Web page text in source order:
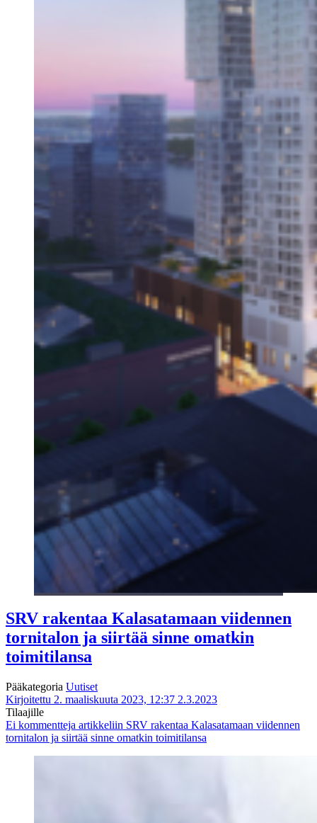
SRV rakentaa Kalasatamaan viidennen
tornitalon ja siirtää sinne omatkin
toimitilansa
Pääkategoria Uutiset
Kirjoitettu 2. maaliskuuta 2023, 12:37 2.3.2023
Tilaajille
Ei kommentteja artikkeliin SRV rakentaa Kalasatamaan viidennen
tornitalon ja siirtää sinne omatkin toimitilansa